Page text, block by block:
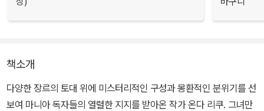
책소개
다양한 장르의 토대 위에 미스터리적인 구성과 몽환적인 분위기를 선
보여 마니아 독자들의 열렬한 지지를 받아온 작가 온다 리쿠. 그녀만